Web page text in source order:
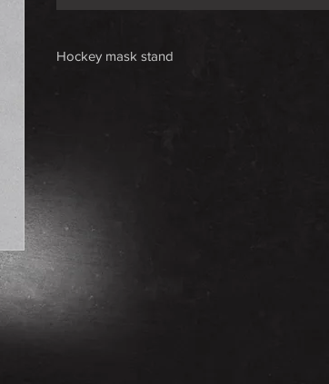
Hockey mask stand
Englisch oder Deutsche Logos verfügbar
(weiter Bilder folgen)